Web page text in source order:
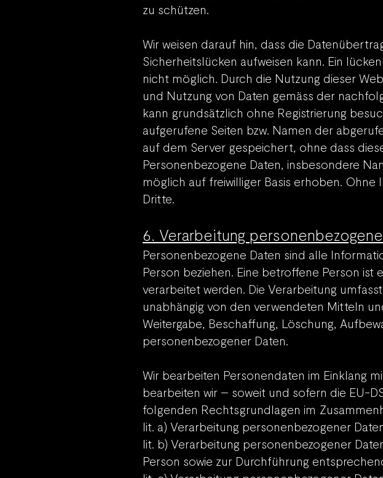
zu schützen.
Wir weisen darauf hin, dass die
Sicherheitslücken aufweisen kann. Ein
nicht möglich. Durch die Nutzung dieser
und Nutzung von Daten gemäss der
kann grundsätzlich ohne Registrierung
aufgerufene Seiten bzw. Namen der
auf dem Server gespeichert, ohne dass
Personenbezogene Daten, insbesondere
möglich auf freiwilliger Basis erhoben. Ohne
Dritte.
6. Verarbeitung
Personenbezogene Daten sind alle
Person beziehen. Eine betroffene Person
verarbeitet werden. Die Verarbeitung
unabhängig von den verwendeten Mitteln
Weitergabe, Beschaffung, Löschung,
personenbezogener Daten.
Wir bearbeiten Personendaten im Einklang
bearbeiten wir – soweit und sofern die EU-
folgenden Rechtsgrundlagen im Z
lit. a) Verarbeitung personenbezogener
lit. b) Verarbeitung personenbezogener
Person sowie zur Durchführung